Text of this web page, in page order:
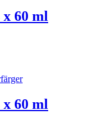
60 ml
60 ml